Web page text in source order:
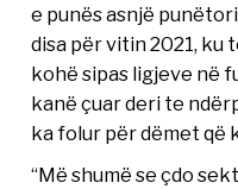
e punës asnjë
disa për vitin 2021, ku
kohë sipas ligjeve në
kanë çuar deri te
ka folur për dëmet që
“Më shumë se çdo